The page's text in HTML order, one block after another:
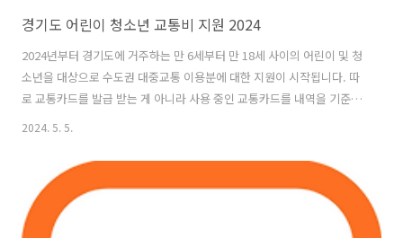
경기도 어린이 청소년 교통비 지원 2024
2024년부터 경기도에 거주하는 만 6세부터 만 18세 사이의 어린이 및 청
소년을 대상으로 수도권 대중교통 이용분에 대한 지원이 시작됩니다. 따
로 교통카드를 발급 받는 게 아니라 사용 중인 교통카드를 내역을 기준으
로 지급합니다. 지원에 대한 자세한 내용과 신청 방법을 안내하겠습니
중 수시로 가입이 가능합니다.신청 조건: 신청일 기준으로 경기도에 거주
하는 만 6세에서 만 18세 사이의 어린이 및 청소년이 대상입니다. (만 5
세와 만 19세는 지원 대상에서 제외)신청 링크: 지원 대상 확인 및 신청은
아래에서 가능합니다.교통비 지원 신청하기 2024년 2분기에 가입하시
2024. 5. 5.